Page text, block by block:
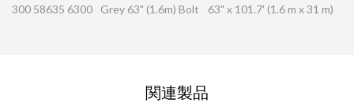
300 58635 6300
Grey 63" (1.6m) Bolt 63" x 101.7' (1.6 m x 31 m)
お問い合わせの依頼
関連製品